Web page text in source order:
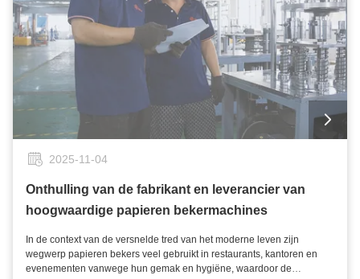
ondersteuning voor aangepaste spanning, logo en schildkleur, 3-
daagse offline training, 7-daagse online refresher training,de douane-
en uitvoerdocumenten worden met de machine geleverdStuur ze de
tekeningen en ze geven je een offerte binnen 30 minuten neem een
vlucht naar Rui'an, inspecteer de machine in de ochtend, wandel rond
de Bund in de middagen je zult in staat zijn om de bekers draaien
2025-11-04
Onthulling van de fabrikant en leverancier van
hoogwaardige papieren bekermachines
In de context van de versnelde tred van het moderne leven zijn
wegwerp papieren bekers veel gebruikt in restaurants, kantoren en
evenementen vanwege hun gemak en hygiëne, waardoor de